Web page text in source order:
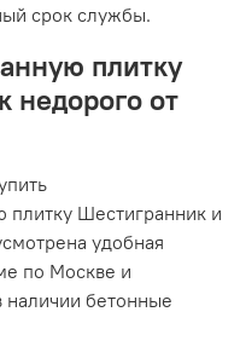
срок службы.
плитку
недорого от
плитку Шестигранник и
удобная
по Москве и
наличии бетонные